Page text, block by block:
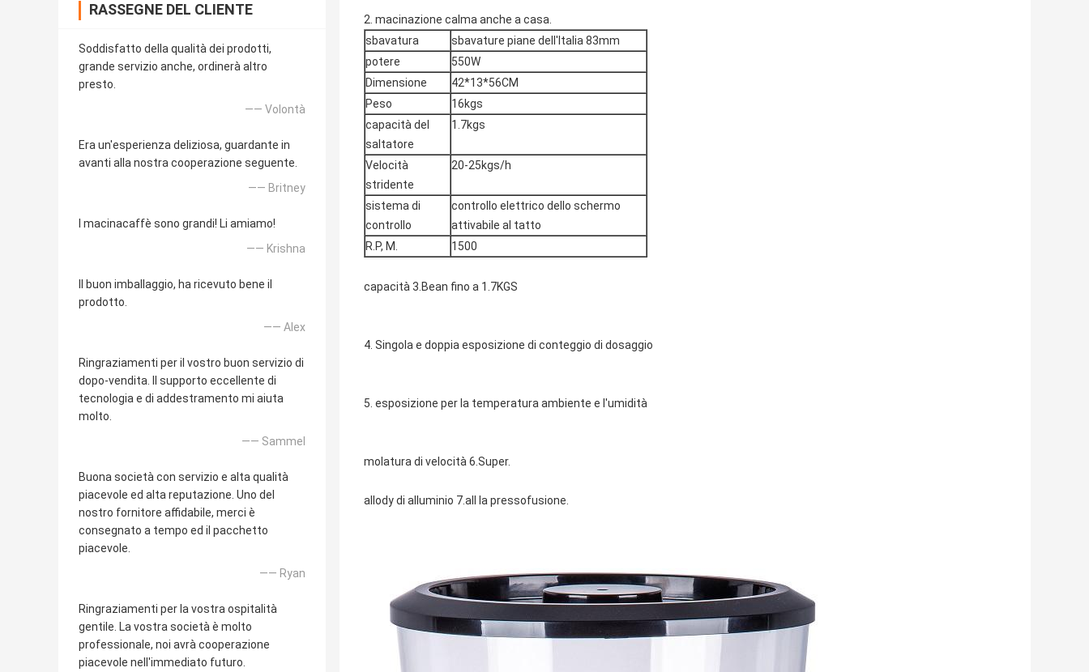
RASSEGNE DEL CLIENTE
Soddisfatto della qualità dei prodotti,
grande servizio anche, ordinerà altro
presto.
—— Volontà
Era un'esperienza deliziosa, guardante in
avanti alla nostra cooperazione seguente.
—— Britney
I macinacaffè sono grandi! Li amiamo!
—— Krishna
Il buon imballaggio, ha ricevuto bene il
prodotto.
—— Alex
Ringraziamenti per il vostro buon servizio di
dopo-vendita. Il supporto eccellente di
tecnologia e di addestramento mi aiuta
molto.
—— Sammel
Buona società con servizio e alta qualità
piacevole ed alta reputazione. Uno del
nostro fornitore affidabile, merci è
consegnato a tempo ed il pacchetto
piacevole.
—— Ryan
Ringraziamenti per la vostra ospitalità
gentile. La vostra società è molto
professionale, noi avrà cooperazione
piacevole nell'immediato futuro.
2. macinazione calma anche a casa.
sbavatura
sbavature piane dell'Italia 83mm
potere
550W
Dimensione
42*13*56CM
Peso
16kgs
capacità del
saltatore
1.7kgs
Velocità
stridente
20-25kgs/h
sistema di
controllo
controllo elettrico dello schermo
attivabile al tatto
R.P, M.
1500
capacità 3.Bean fino a 1.7KGS
4. Singola e doppia esposizione di conteggio di dosaggio
5. esposizione per la temperatura ambiente e l'umidità
molatura di velocità 6.Super.
allody di alluminio 7.all la pressofusione.